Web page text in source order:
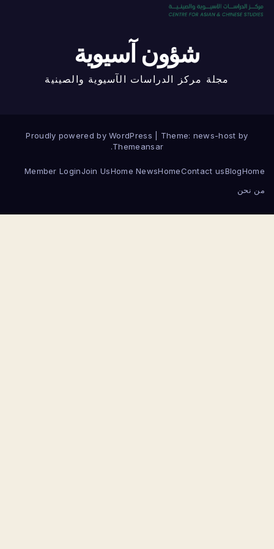
شؤون آسيوية
مجلة مركز الدراسات الآسيوية والصينية
Proudly powered by WordPress|Theme: news-host by
Themeansar
.
Blog
Contact us
Home
Home News
Join Us
Member Login